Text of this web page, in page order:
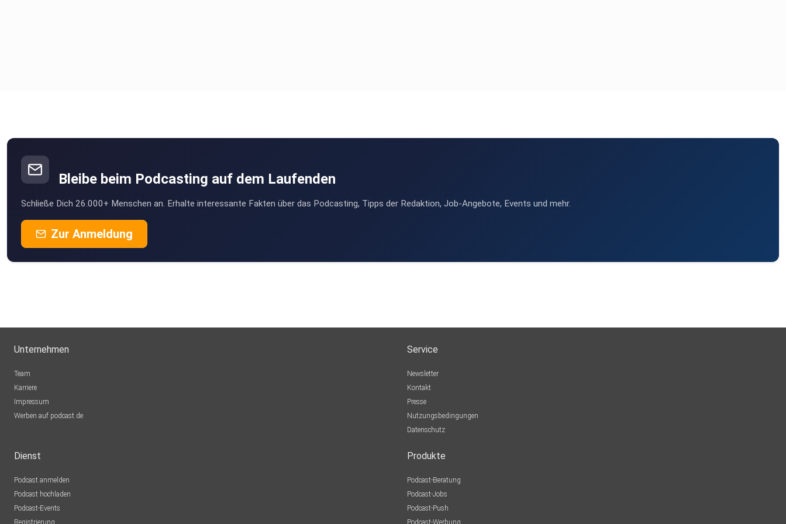
Bleibe beim Podcasting auf dem Laufenden
Schließe Dich 26.000+ Menschen an. Erhalte interessante Fakten über das Podcasting, Tipps der Redaktion, Job-Angebote, Events und mehr.
Zur Anmeldung
Unternehmen
Team
Karriere
Impressum
Werben auf podcast.de
Service
Newsletter
Kontakt
Presse
Nutzungsbedingungen
Datenschutz
Dienst
Podcast anmelden
Podcast hochladen
Podcast-Events
Registrierung
Produkte
Podcast-Beratung
Podcast-Jobs
Podcast-Push
Podcast-Werbung